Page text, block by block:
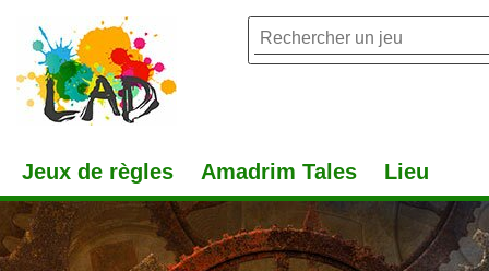
Jeux de règles Amadrim Tales Lieu